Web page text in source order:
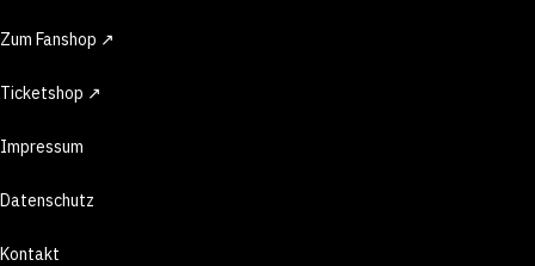
Zum Fanshop ↗
Ticketshop ↗
Impressum
Datenschutz
Kontakt